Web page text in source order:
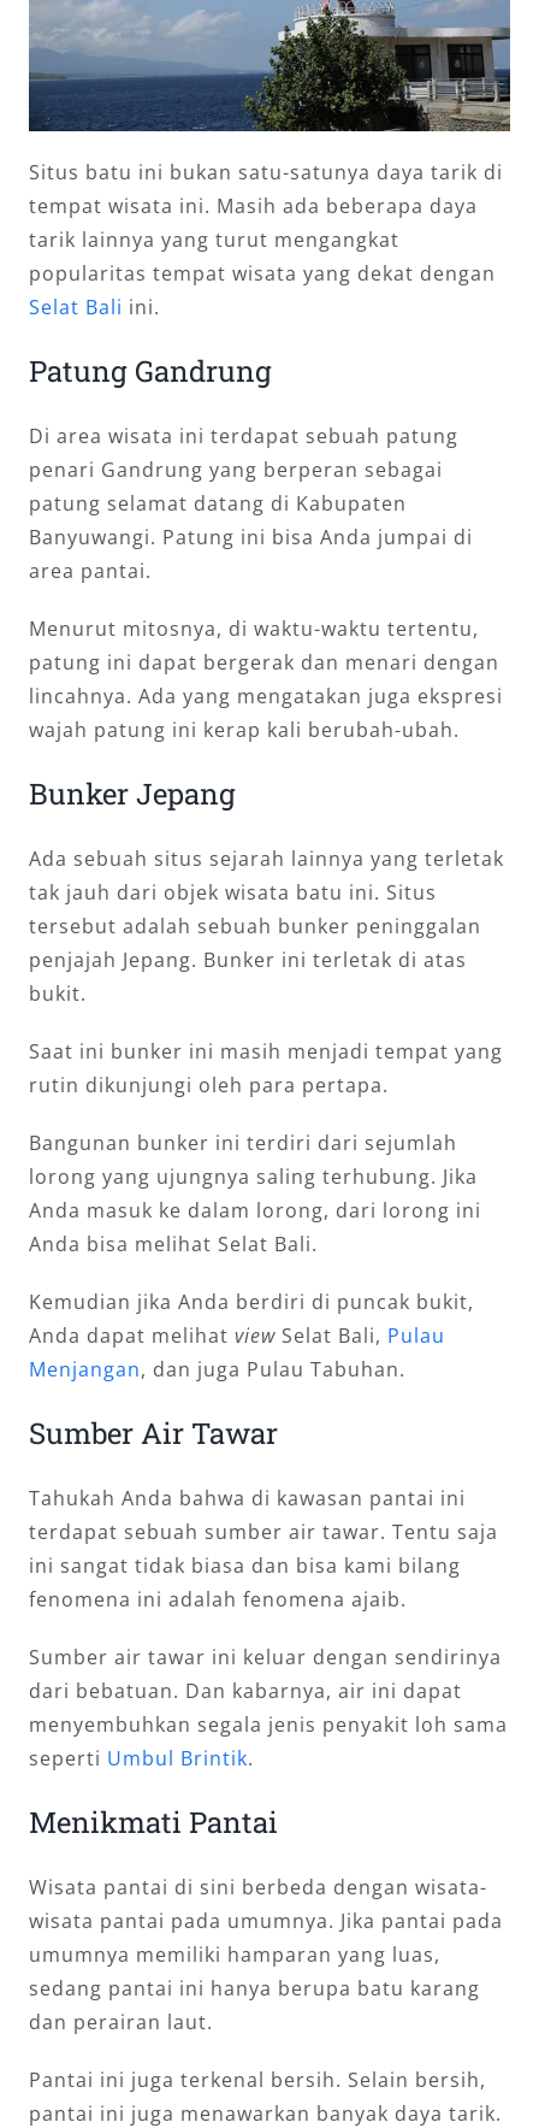
Situs batu ini bukan satu-satunya daya tarik di
tempat wisata ini. Masih ada beberapa daya
tarik lainnya yang turut mengangkat
popularitas tempat wisata yang dekat dengan
Selat Bali ini.
Patung Gandrung
Di area wisata ini terdapat sebuah patung
penari Gandrung yang berperan sebagai
patung selamat datang di Kabupaten
Banyuwangi. Patung ini bisa Anda jumpai di
area pantai.
Menurut mitosnya, di waktu-waktu tertentu,
patung ini dapat bergerak dan menari dengan
lincahnya. Ada yang mengatakan juga ekspresi
wajah patung ini kerap kali berubah-ubah.
Bunker Jepang
Ada sebuah situs sejarah lainnya yang terletak
tak jauh dari objek wisata batu ini. Situs
tersebut adalah sebuah bunker peninggalan
penjajah Jepang. Bunker ini terletak di atas
bukit.
Saat ini bunker ini masih menjadi tempat yang
rutin dikunjungi oleh para pertapa.
Bangunan bunker ini terdiri dari sejumlah
lorong yang ujungnya saling terhubung. Jika
Anda masuk ke dalam lorong, dari lorong ini
Anda bisa melihat Selat Bali.
Kemudian jika Anda berdiri di puncak bukit,
Anda dapat melihat view Selat Bali, Pulau
Menjangan, dan juga Pulau Tabuhan.
Sumber Air Tawar
Tahukah Anda bahwa di kawasan pantai ini
terdapat sebuah sumber air tawar. Tentu saja
ini sangat tidak biasa dan bisa kami bilang
fenomena ini adalah fenomena ajaib.
Sumber air tawar ini keluar dengan sendirinya
dari bebatuan. Dan kabarnya, air ini dapat
menyembuhkan segala jenis penyakit loh sama
seperti Umbul Brintik.
Menikmati Pantai
Wisata pantai di sini berbeda dengan wisata-
wisata pantai pada umumnya. Jika pantai pada
umumnya memiliki hamparan yang luas,
sedang pantai ini hanya berupa batu karang
dan perairan laut.
Pantai ini juga terkenal bersih. Selain bersih,
pantai ini juga menawarkan banyak daya tarik.